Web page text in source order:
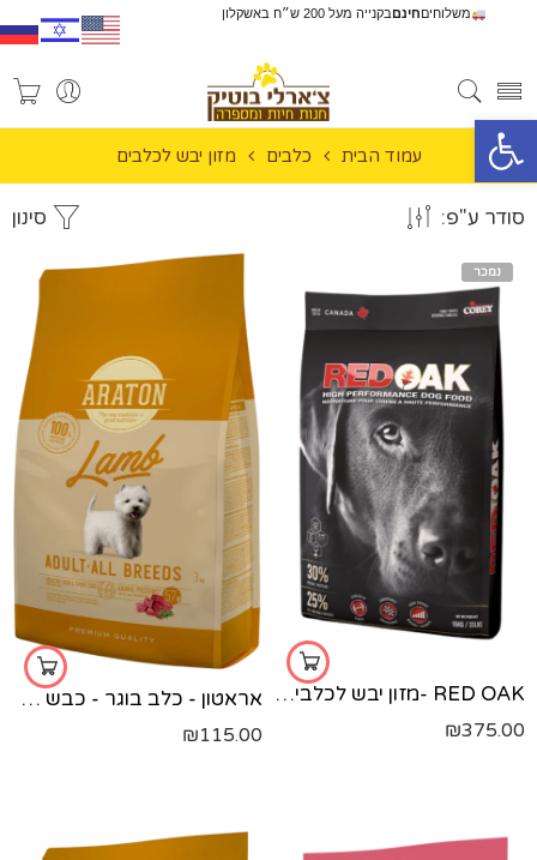
פתח סרגל נגישות
משלוחיםחינםבקנייה מעל 200 ש״ח באשקלון
עמוד הבית כלבים מזון יבש לכלבים
סינון סודר ע"פ:
נמכר
RED OAK -מזון יבש לכלבים בוגרים
₪375.00
אראטון - כלב בוגר - כבש 3 קג
₪115.00